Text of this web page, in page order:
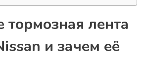
тормозная лента
и зачем её